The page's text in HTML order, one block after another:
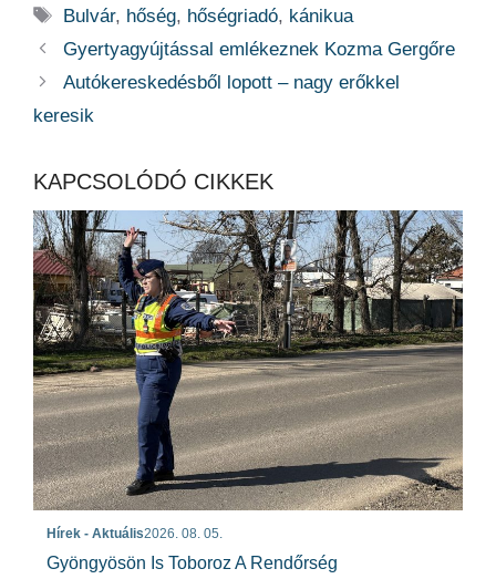
Címkék
Bulvár, hőség, hőségriadó, kánikua
Gyertyagyújtással emlékeznek Kozma Gergőre
Autókereskedésből lopott – nagy erőkkel
keresik
KAPCSOLÓDÓ CIKKEK
Hírek - Aktuális2026. 08. 05.
Gyöngyösön Is Toboroz A Rendőrség